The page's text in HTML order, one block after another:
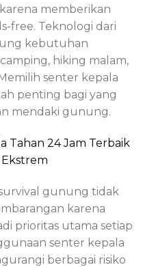
memberikan
free. Teknologi dari
kebutuhan
hiking malam,
senter kepala
penting bagi yang
mendaki gunung.
Tahan 24 Jam Terbaik
gunung tidak
karena
prioritas utama setiap
senter kepala
berbagai risiko